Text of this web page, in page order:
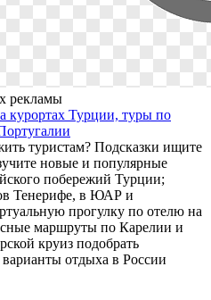
рекламы
курортах Турции, туры по
туристам? Подсказки ищите
новые и популярные
побережий Турции;
Тенерифе, в ЮАР и
прогулку по отелю на
маршруты по Карелии и
круиз подобрать
отдыха в России